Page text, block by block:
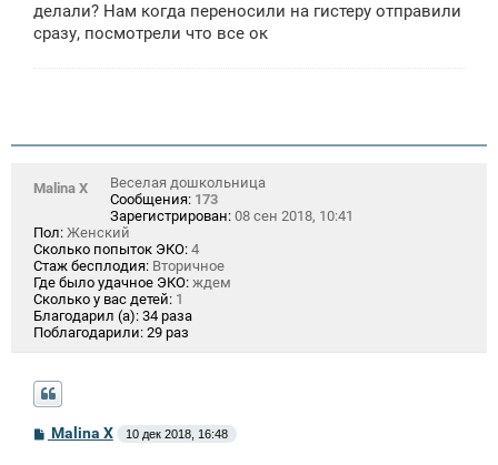
н
и
делали? Нам когда переносили на гистеру отправили
сразу, посмотрели что все ок
Malina X
Веселая дошкольница
Сообщения: 173
Зарегистрирован: 08 сен 2018, 10:41
Пол: Женский
Сколько попыток ЭКО: 4
Стаж бесплодия: Вторичное
Где было удачное ЭКО: ждем
Сколько у вас детей: 1
Благодарил (а): 34 раза
Поблагодарили: 29 раз
С
о
Malina X 10 дек 2018, 16:48